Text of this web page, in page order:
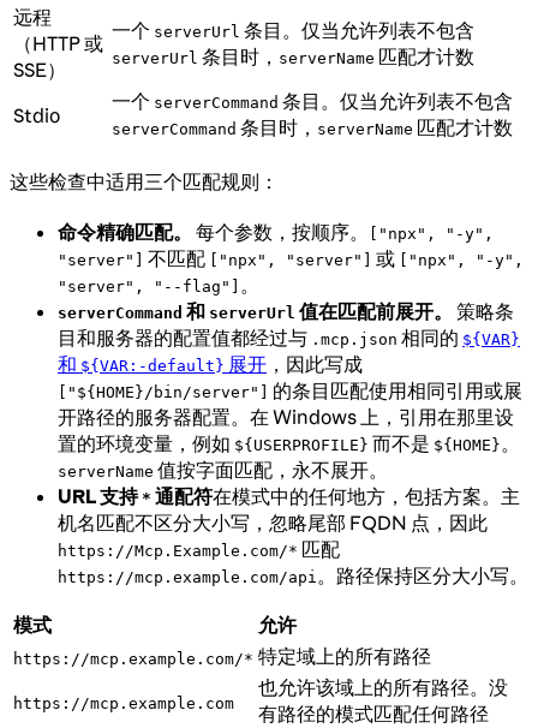
远程
（HTTP 或
SSE）
一个 serverUrl 条目。仅当允许列表不包含
serverUrl 条目时， serverName 匹配才计数
Stdio
一个 serverCommand 条目。仅当允许列表不包含
serverCommand 条目时， serverName 匹配才计数
这些检查中适用三个匹配规则：
命令精确匹配。 每个参数，按顺序。
["npx", "-y",
"server"]
不匹配 ["npx", "server"] 或
["npx", "-y",
"server", "--flag"] 。
serverCommand 和 serverUrl 值在匹配前展开。
策略条
目和服务器的配置值都经过与 .mcp.json 相同的 ${VAR}
和 ${VAR:-default} 展开 ，因此写成
["${HOME}/bin/server"]
的条目匹配使用相同引用或展
开路径的服务器配置。在 Windows 上，引用在那里设
置的环境变量，例如 ${USERPROFILE} 而不是 ${HOME}。
serverName 值按字面匹配，永不展开。
URL 支持 * 通配符在模式中的任何地方，包括方案。主
机名匹配不区分大小写，忽略尾部 FQDN 点，因此
https://Mcp.Example.com/* 匹配
https://mcp.example.com/api。路径保持区分大小写。
模式 允许
https://mcp.example.com/* 特定域上的所有路径
https://mcp.example.com
也允许该域上的所有路径。没
有路径的模式匹配任何路径